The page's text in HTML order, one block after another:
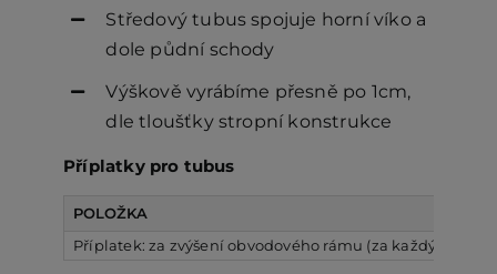
Středový tubus spojuje horní víko a
dole půdní schody
Výškově vyrábíme přesně po 1cm,
dle tloušťky stropní konstrukce
Příplatky pro tubus
POLOŽKA
Příplatek: za zvýšení obvodového rámu (za každých